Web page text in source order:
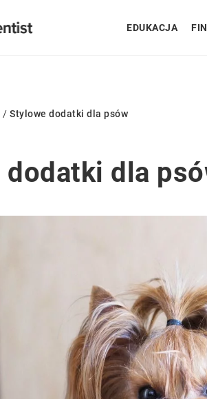
EDUKACJA
/ Stylowe dodatki dla psów
dodatki dla